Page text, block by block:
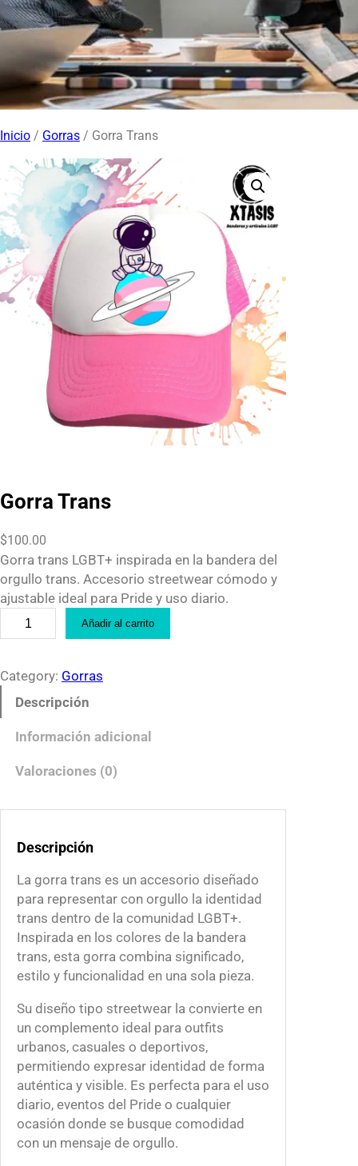
Inicio / Gorras / Gorra Trans
Gorra Trans
$100.00
Gorra trans LGBT+ inspirada en la bandera del
orgullo trans. Accesorio streetwear cómodo y
ajustable ideal para Pride y uso diario.
o
r
c
Añadir al carrito
Category: Gorras
Descripción
Información adicional
Valoraciones (0)
Descripción
La gorra trans es un accesorio diseñado
para representar con orgullo la identidad
trans dentro de la comunidad LGBT+.
Inspirada en los colores de la bandera
trans, esta gorra combina significado,
estilo y funcionalidad en una sola pieza.
Su diseño tipo streetwear la convierte en
un complemento ideal para outfits
urbanos, casuales o deportivos,
permitiendo expresar identidad de forma
auténtica y visible. Es perfecta para el uso
diario, eventos del Pride o cualquier
ocasión donde se busque comodidad
con un mensaje de orgullo.